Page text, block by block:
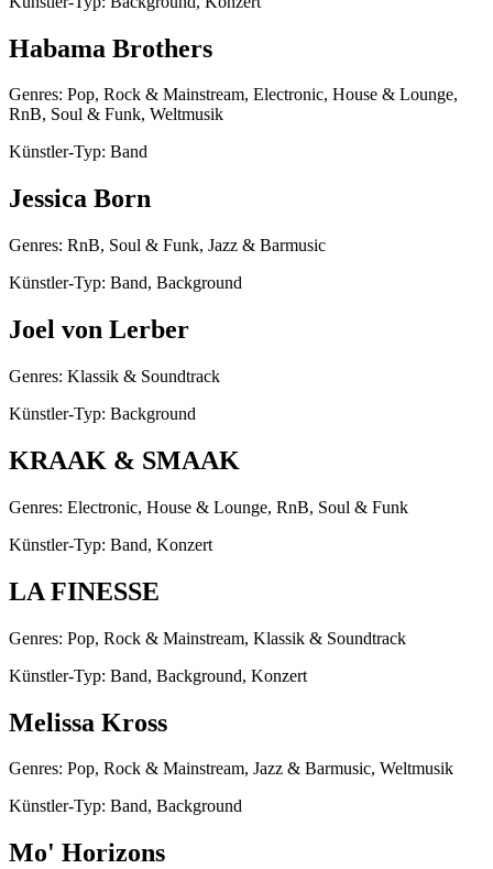
Habama Brothers
Genres: Pop, Rock & Mainstream, Electronic, House & Lounge,
RnB, Soul & Funk, Weltmusik
Künstler-Typ: Band
Jessica Born
Genres: RnB, Soul & Funk, Jazz & Barmusic
Künstler-Typ: Band, Background
Joel von Lerber
Genres: Klassik & Soundtrack
Künstler-Typ: Background
KRAAK & SMAAK
Genres: Electronic, House & Lounge, RnB, Soul & Funk
Künstler-Typ: Band, Konzert
LA FINESSE
Genres: Pop, Rock & Mainstream, Klassik & Soundtrack
Künstler-Typ: Band, Background, Konzert
Melissa Kross
Genres: Pop, Rock & Mainstream, Jazz & Barmusic, Weltmusik
Künstler-Typ: Band, Background
Mo' Horizons